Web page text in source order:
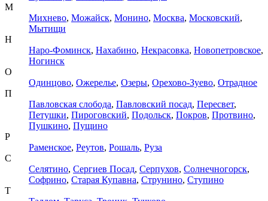
М
Михнево, Можайск, Монино, Москва, Московский,
Мытищи
Н
Наро-Фоминск, Нахабино, Некрасовка, Новопетровское,
Ногинск
О
Одинцово, Ожерелье, Озеры, Орехово-Зуево, Отрадное
П
Павловская слобода, Павловский посад, Пересвет,
Петушки, Пироговский, Подольск, Покров, Протвино,
Пушкино, Пущино
Р
Раменское, Реутов, Рошаль, Руза
С
Селятино, Сергиев Посад, Серпухов, Солнечногорск,
Софрино, Старая Купавна, Струнино, Ступино
Т